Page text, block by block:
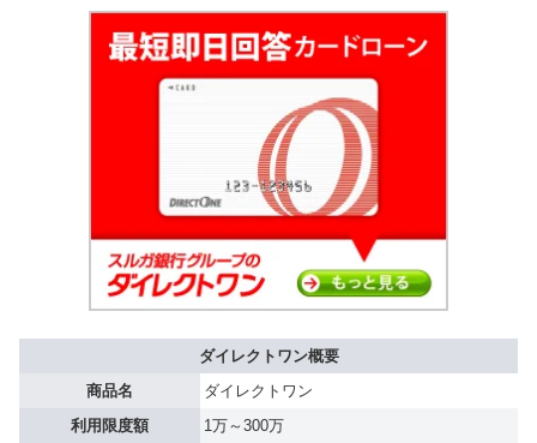
ダイレクトワン概要
商品名
ダイレクトワン
利用限度額
1万～300万